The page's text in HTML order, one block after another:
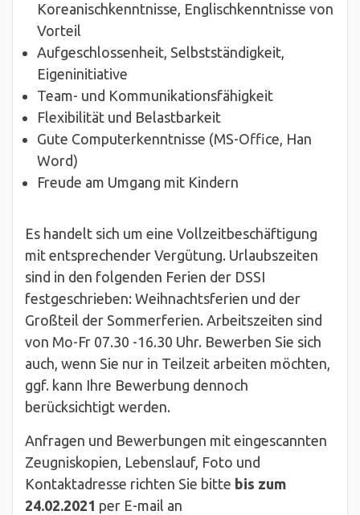
Koreanischkenntnisse, Englischkenntnisse von
Vorteil
Aufgeschlossenheit, Selbstständigkeit,
Eigeninitiative
Team- und Kommunikationsfähigkeit
Flexibilität und Belastbarkeit
Gute Computerkenntnisse (MS-Office, Han
Word)
Freude am Umgang mit Kindern
Es handelt sich um eine Vollzeitbeschäftigung
mit entsprechender Vergütung. Urlaubszeiten
sind in den folgenden Ferien der DSSI
festgeschrieben: Weihnachtsferien und der
Großteil der Sommerferien. Arbeitszeiten sind
von Mo-Fr 07.30 -16.30 Uhr. Bewerben Sie sich
auch, wenn Sie nur in Teilzeit arbeiten möchten,
ggf. kann Ihre Bewerbung dennoch
berücksichtigt werden.
Anfragen und Bewerbungen mit eingescannten
Zeugniskopien, Lebenslauf, Foto und
Kontaktadresse richten Sie bitte bis zum
24.02.2021 per E-mail an